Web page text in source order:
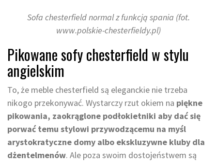
Sofa chesterfield normal z funkcją spania (fot.
www.polskie-chesterfieldy.pl)
Pikowane sofy chesterfield w stylu
angielskim
To, że meble chesterfield są eleganckie nie trzeba
nikogo przekonywać. Wystarczy rzut okiem na piękne
pikowania, zaokrąglone podłokietniki aby dać się
porwać temu stylowi przywodzącemu na myśl
arystokratyczne domy albo ekskluzywne kluby dla
dżentelmenów. Ale poza swoim dostojeństwem są